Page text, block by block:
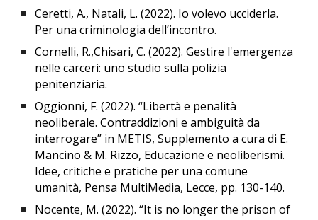
Ceretti, A., Natali, L. (2022). Io volevo ucciderla.
Per una criminologia dell’incontro.
Cornelli, R.,Chisari, C. (2022). Gestire l'emergenza
nelle carceri: uno studio sulla polizia
penitenziaria.
Oggionni, F. (2022). “Libertà e penalità
neoliberale. Contraddizioni e ambiguità da
interrogare” in METIS, Supplemento a cura di E.
Mancino & M. Rizzo, Educazione e neoliberismi.
Idee, critiche e pratiche per una comune
umanità, Pensa MultiMedia, Lecce, pp. 130-140.
Nocente, M. (2022). “It is no longer the prison of